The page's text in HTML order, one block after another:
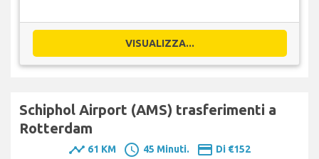
VISUALIZZA...
Schiphol Airport (AMS) trasferimenti a
Rotterdam
timeline 61 KM schedule 45 Minuti. payment Di €152